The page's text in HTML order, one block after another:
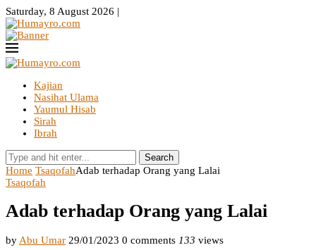
Saturday, 8 August 2026 |
Kajian
Nasihat Ulama
Yaumul Hisab
Sirah
Ibrah
Search
Home TsaqofahAdab terhadap Orang yang Lalai
Tsaqofah
Adab terhadap Orang yang Lalai
by Abu Umar 29/01/2023 0 comments 133 views